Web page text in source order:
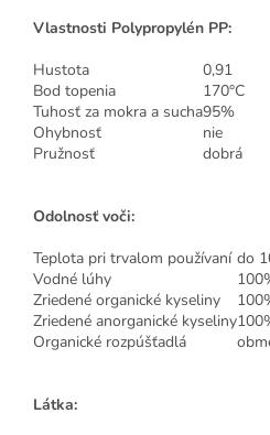
Vlastnosti Polypropylén PP:
Hustota
0,91
Bod topenia
170°C
Tuhosť za mokra a sucha95%
Ohybnosť
nie
Pružnosť
dobrá
Odolnosť voči:
Teplota pri trvalom používaní do
Vodné lúhy
Zriedené organické kyseliny
Zriedené anorganické kyseliny
Organické rozpúšťadlá
Látka: